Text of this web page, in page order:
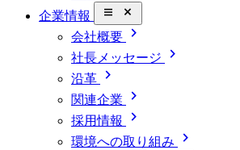
企業情報 close_small
会社概要 chevron_right
社長メッセージ chevron_right
沿革 chevron_right
関連企業 chevron_right
採用情報 chevron_right
環境への取り組み chevron_right